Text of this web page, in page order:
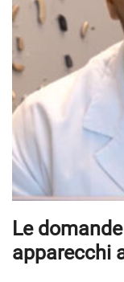
Le
apparecchi